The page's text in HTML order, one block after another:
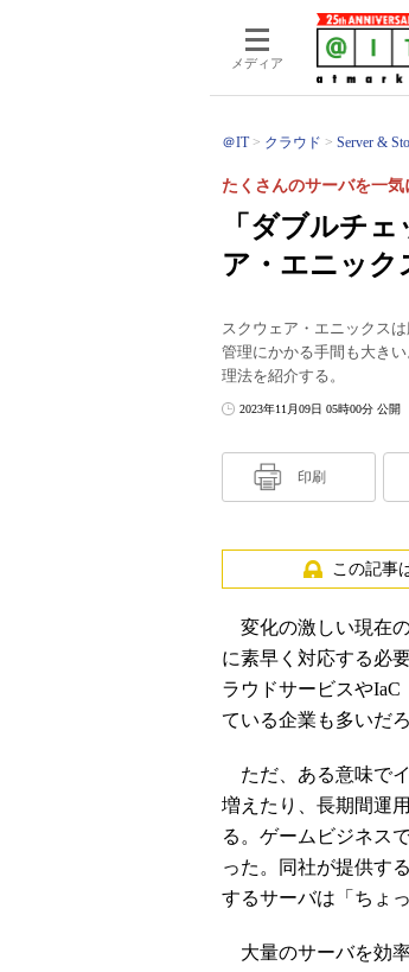
メディア
＠IT クラウド Server &
「ダブルチ
ア・エニック
たくさんのサーバを一
スクウェア・エニックス
管理にかかる手間も大き
理法を紹介する。
2023年11月09日 05時00分 公開
印刷
この記事
変化の激しい現在
に素早く対応する必
ラウドサービスやIaC
ている企業も多いだろ
ただ、ある意味で
増えたり、長期間運
る。ゲームビジネス
った。同社が提供す
するサーバは「ちょ
大量のサーバを効